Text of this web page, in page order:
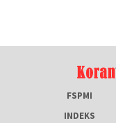
FSPMI
INDEKS